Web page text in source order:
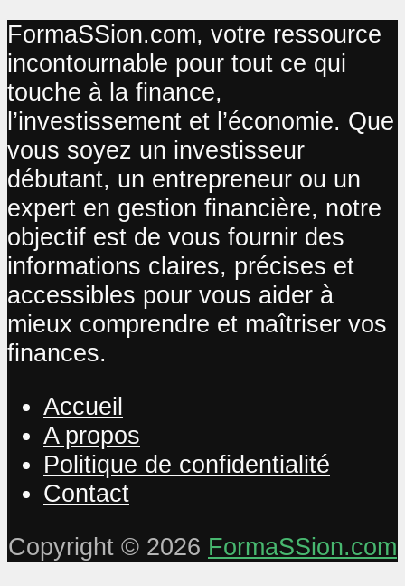
FormaSSion.com, votre ressource
incontournable pour tout ce qui
touche à la finance,
l’investissement et l’économie. Que
vous soyez un investisseur
débutant, un entrepreneur ou un
expert en gestion financière, notre
objectif est de vous fournir des
informations claires, précises et
accessibles pour vous aider à
mieux comprendre et maîtriser vos
finances.
Accueil
A propos
Politique de confidentialité
Contact
Copyright © 2026 FormaSSion.com